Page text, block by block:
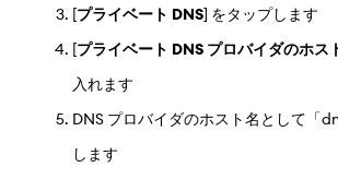
[プライベート DNS] をタップします
[プライベート DNS プロバイダのホス
入れます
DNS プロバイダのホスト名として「
します